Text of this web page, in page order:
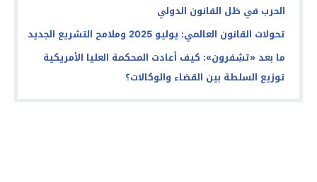
الحرب في ظل القانون الدولي
تحولات القانون العالمي: يوليو 2025 وملامح التشريع الجديد
ما بعد «تشِفرون»: كيف أعادت المحكمة العليا الأمريكية
توزيع السلطة بين القضاء والوكالات؟